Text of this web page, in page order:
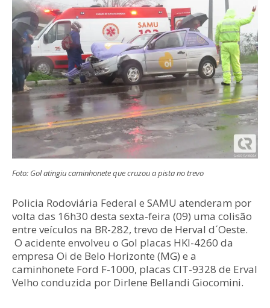
Foto: Gol atingiu caminhonete que cruzou a pista no trevo
Policia Rodoviária Federal e SAMU atenderam por
volta das 16h30 desta sexta-feira (09) uma colisão
entre veículos na BR-282, trevo de Herval d´Oeste.
O acidente envolveu o Gol placas HKI-4260 da
empresa Oi de Belo Horizonte (MG) e a
caminhonete Ford F-1000, placas CIT-9328 de Erval
Velho conduzida por Dirlene Bellandi Giocomini.